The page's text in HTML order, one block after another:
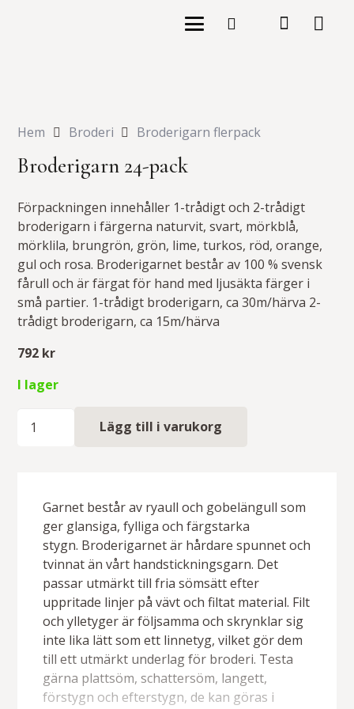
Hem Broderi Broderigarn flerpack
Broderigarn 24-pack
Förpackningen innehåller 1-trådigt och 2-trådigt
broderigarn i färgerna naturvit, svart, mörkblå,
mörklila, brungrön, grön, lime, turkos, röd, orange,
gul och rosa. Broderigarnet består av 100 % svensk
fårull och är färgat för hand med ljusäkta färger i
små partier. 1-trådigt broderigarn, ca 30m/härva 2-
trådigt broderigarn, ca 15m/härva
792 kr
I lager
24-
Lägg till i varukorg
Garnet består av ryaull och gobelängull som
ger glansiga, fylliga och färgstarka
stygn. Broderigarnet är hårdare spunnet och
tvinnat än vårt handstickningsgarn. Det
passar utmärkt till fria sömsätt efter
uppritade linjer på vävt och filtat material. Filt
och ylletyger är följsamma och skrynklar sig
inte lika lätt som ett linnetyg, vilket gör dem
till ett utmärkt underlag för broderi. Testa
gärna plattsöm, schattersöm, langett,
förstygn och efterstygn, de kan göras i